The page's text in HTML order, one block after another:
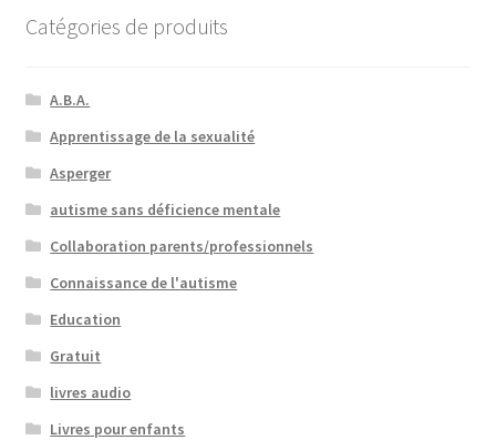
Catégories de produits
A.B.A.
Apprentissage de la sexualité
Asperger
autisme sans déficience mentale
Collaboration parents/professionnels
Connaissance de l'autisme
Education
Gratuit
livres audio
Livres pour enfants